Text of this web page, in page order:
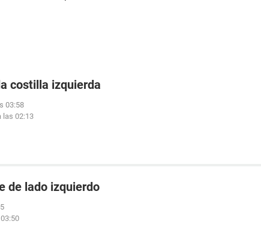
costilla izquierda
03:58
las 02:13
de lado izquierdo